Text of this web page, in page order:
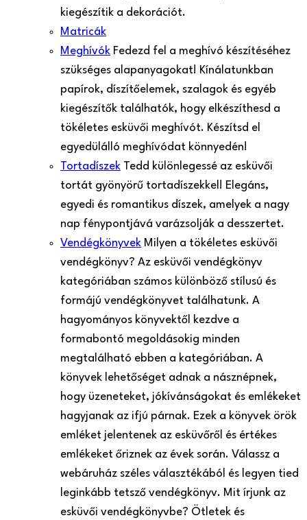
kiegészítik a dekorációt.
Matricák
Meghívók Fedezd fel a meghívó készítéséhez
szükséges alapanyagokat! Kínálatunkban
papírok, díszítőelemek, szalagok és egyéb
kiegészítők találhatók, hogy elkészíthesd a
tökéletes esküvői meghívót. Készítsd el
egyedülálló meghívódat könnyedén!
Tortadíszek Tedd különlegessé az esküvői
tortát gyönyörű tortadíszekkel! Elegáns,
egyedi és romantikus díszek, amelyek a nagy
nap fénypontjává varázsolják a desszertet.
Vendégkönyvek Milyen a tökéletes esküvői
vendégkönyv? Az esküvői vendégkönyv
kategóriában számos különböző stílusú és
formájú vendégkönyvet találhatunk. A
hagyományos könyvektől kezdve a
formabontó megoldásokig minden
megtalálható ebben a kategóriában. A
könyvek lehetőséget adnak a násznépnek,
hogy üzeneteket, jókívánságokat és emlékeket
hagyjanak az ifjú párnak. Ezek a könyvek örök
emléket jelentenek az esküvőről és értékes
emlékeket őriznek az évek során. Válassz a
webáruház széles választékából és legyen tied
leginkább tetsző vendégkönyv. Mit írjunk az
esküvői vendégkönyvbe? Ötletek és